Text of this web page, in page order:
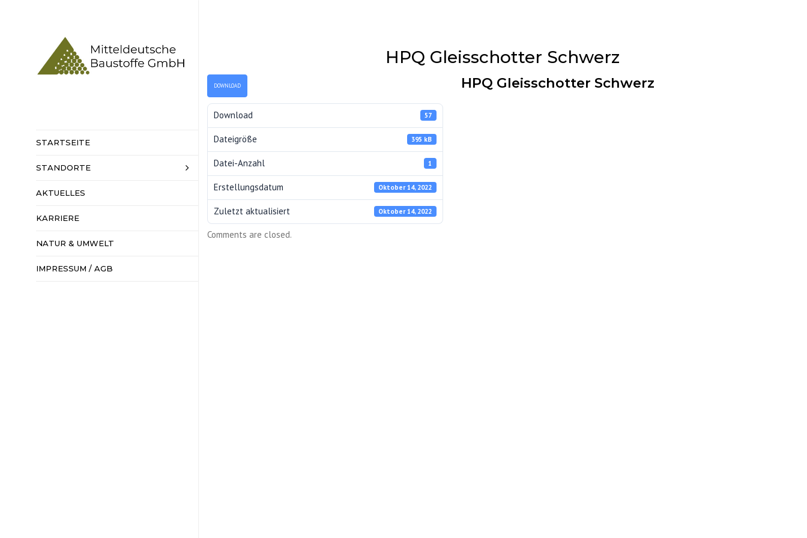
STARTSEITE
STANDORTE
HAUPTSITZ
KIESWERKE
HARTSTEINWERKE
AKTUELLES
KARRIERE
NATUR & UMWELT
IMPRESSUM / AGB
HPQ Gleisschotter Schwerz
DOWNLOAD
Download 57
Dateigröße 395 kB
Datei-Anzahl 1
Erstellungsdatum Oktober 14, 2022
Zuletzt aktualisiert Oktober 14, 2022
HPQ Gleisschotter Schwerz
Comments are closed.